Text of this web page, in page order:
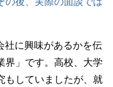
社に興味があるかを伝
界」です。高校、大学
もしていましたが、就